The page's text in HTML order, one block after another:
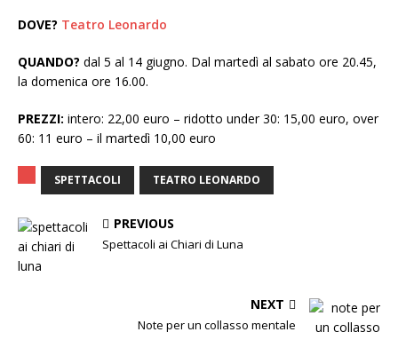
DOVE? Teatro Leonardo
QUANDO? dal 5 al 14 giugno. Dal martedì al sabato ore 20.45,
la domenica ore 16.00.
PREZZI: intero: 22,00 euro – ridotto under 30: 15,00 euro, over
60: 11 euro – il martedì 10,00 euro
SPETTACOLI TEATRO LEONARDO
PREVIOUS
Spettacoli ai Chiari di Luna
NEXT
Note per un collasso mentale